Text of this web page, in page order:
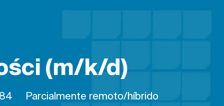
(m/k/d)
Parcialmente remoto/híbrido